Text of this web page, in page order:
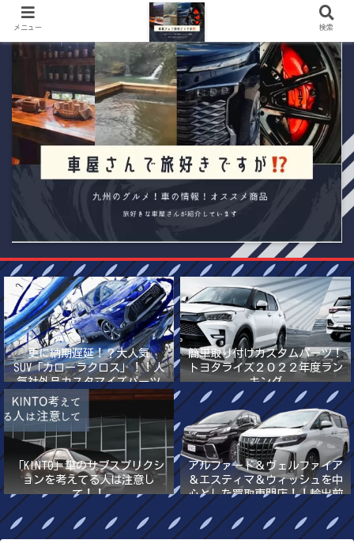
更に納期遅延！？大人気
SUV「カローラクロス」！！人
気社外品カスタマイズパーツ
2022年最新版！！
簡単取り付けカスタムパーツ！
トヨタライズ２０２２年度ラン
キング
「KINTO」車のサブスプリクシ
ョンを考えてる人は注意し
て！！
アルファード＆ヴェルファイア
＆エスティマ＆ウィッシュを中
心とした買取専門店！！輸出前
提の高額買取
メニュー 検索